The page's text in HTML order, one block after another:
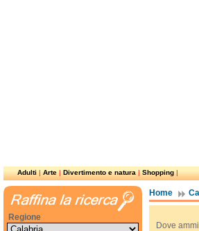
Adulti|Arte|Divertimento e natura|Shopping|
Home
Dove
Regione